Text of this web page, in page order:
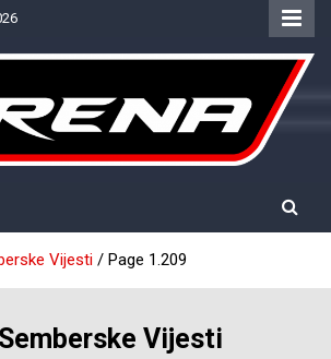
Vijesti Page 1.209
Semberske Vijesti